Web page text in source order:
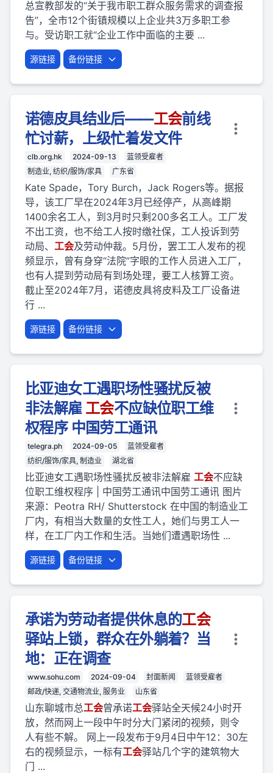
总宣教部发的“关于我市职工群众服务需求的调查报
告”，全市12个街镇规模以上企业共3万多职工参
与。受访职工就“企业工作中面临的主要 ...
源链接 备份链接
诺德皮具结业后——工会前线
忙讨薪，上级忙着发文件
clb.org.hk 2024-09-13
蓝领受雇者
制造业, 纺织/服饰/家具
广东省
Kate Spade，Tory Burch，Jack Rogers等。据报
导，该工厂早在2024年3月已经停产，从高峰期
1400余名工人，到3月时只剩200多名工人。工厂发
不出工资，也不给工人按时缴社保，工人投诉到劳
动局、 工会及劳动仲裁。5月份，罢工工人发布的视
频显示，曾有身穿“法院”字眼的工作人员进入工厂，
也有人提到劳动局有到场处理，要工人核算工资。
截止至2024年7月，诺德皮具将皮料及工厂设备进
行 ...
源链接 备份链接
比亚迪女工遇职场性骚扰反被
非法解雇 工会不应缺位职工维
权程序 中国劳工通讯
telegra.ph 2024-09-05
蓝领受雇者
纺织/服饰/家具, 制造业
湖北省
比亚迪女工遇职场性骚扰反被非法解雇 工会不应缺
位职工维权程序 | 中国劳工通讯中国劳工通讯 图片
来源：Peotra RH/ Shutterstock 在中国的制造业工
厂内，有相当大数量的女性工人，她们与男工人一
样，在工厂内工作和生活。当她们遭遇职场性 ...
源链接 备份链接
承诺为劳动者提供休息的工会
驿站上锁，群众在外躺着？当
地：正在调查
www.sohu.com 2024-09-04 封面新闻
蓝领受雇者
邮政/快递, 交通物流业, 服务业
山东省
山东聊城市总工会曾承诺工会驿站全天候24小时开
放，然而网上一段中午时分大门紧闭的视频，则令
人有些不解。 网上一段发布于9月4日中午12：30左
右的视频显示，一标有工会驿站几个字的建筑物大
门 ...